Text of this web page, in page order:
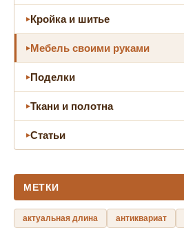
Кройка и шитье
Мебель своими руками
Поделки
Ткани и полотна
Статьи
МЕТКИ
актуальная длина антиквариат